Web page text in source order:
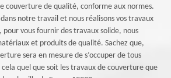
couverture de qualité, conforme aux normes.
notre travail et nous réalisons vos travaux
pour vous fournir des travaux solide, nous
et produits de qualité. Sachez que,
sera en mesure de s’occuper de tous
quel que soit les travaux de couverture que